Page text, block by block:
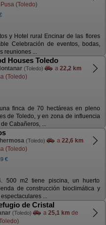
(Toledo)
y Hotel rural Encinar de las flores
Celebración de eventos, bodas,
reuniones ...
Houses Toledo
(Toledo) a 22,2 km
(Toledo)
finca de 70 hectáreas en pleno
de Toledo, y en zona de influencia
Cabañeros, ...
(Toledo) a 22,6 km
(Toledo)
€
500 m2 tiene piscina, un huerto
de construcción bioclimática y
...
de Cristal
(Toledo) a 25,1 km de